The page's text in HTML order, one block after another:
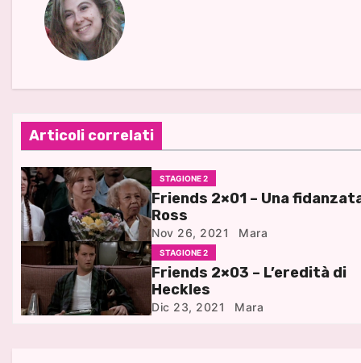
Articoli correlati
STAGIONE 2
Friends 2×01 – Una
Ross
Nov 26, 2021 Mara
STAGIONE 2
Friends 2×03 – L’eredità di
Heckles
Dic 23, 2021 Mara